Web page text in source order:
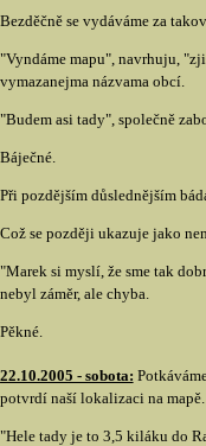
Bezděčně se vydáváme za
"Vyndáme mapu", navrhuju,
vymazanejma názvama obcí.
"Budem asi tady", společně
Báječné.
Při pozdějším důslednějším
Což se později ukazuje jako
"Marek si myslí, že sme tak
nebyl záměr, ale chyba.
Pěkné.
22.10.2005 - sobota:
potvrdí naší lokalizaci na mapě.
"Hele tady je to 3,5 kiláku do